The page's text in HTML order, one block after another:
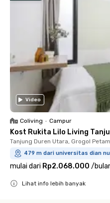
Video
Coliving • Campur
Kost Rukita Lilo Living
Tanjung Duren Utara, Grogol
479 m dari universitas dian
mulai dari Rp2.068.000 /
Lihat info lebih banyak